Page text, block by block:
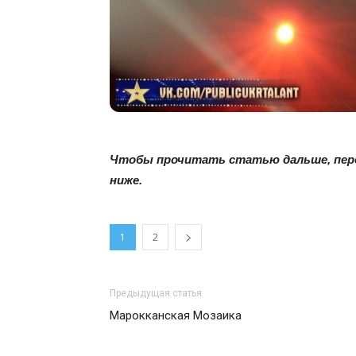
Чтобы прочитать статью дальше,
ниже.
1 2
Предыдущая статья
Марокканская Мозаика